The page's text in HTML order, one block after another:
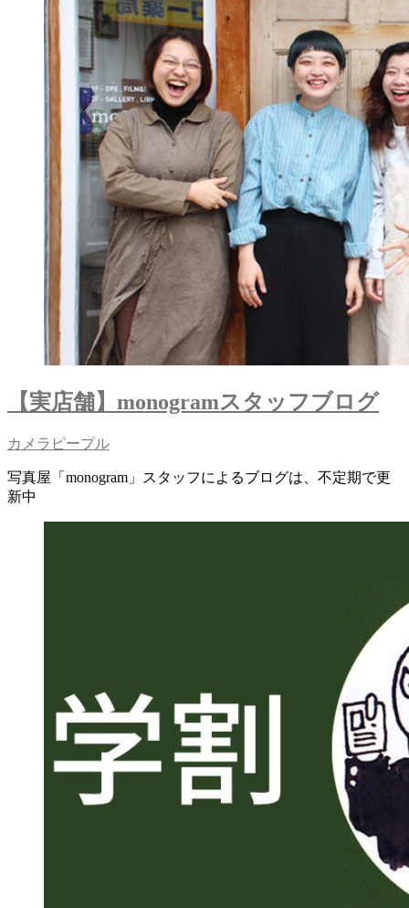
【実店舗】monogramスタッフブログ
カメラピープル
写真屋「monogram」スタッフによるブログは、不定期で更
新中